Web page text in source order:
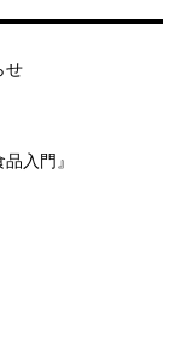
せ
入門』